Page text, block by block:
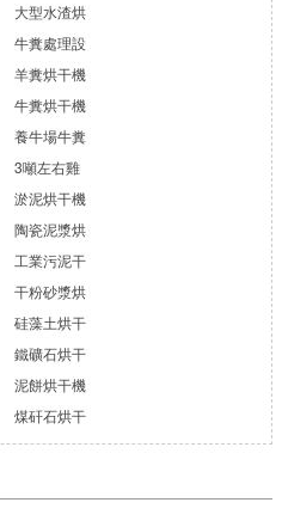
大型水渣烘
牛糞處理設
羊糞烘干機
牛糞烘干機
養牛場牛糞
3噸左右雞
淤泥烘干機
陶瓷泥漿烘
工業污泥干
干粉砂漿烘
硅藻土烘干
鐵礦石烘干
泥餅烘干機
煤矸石烘干